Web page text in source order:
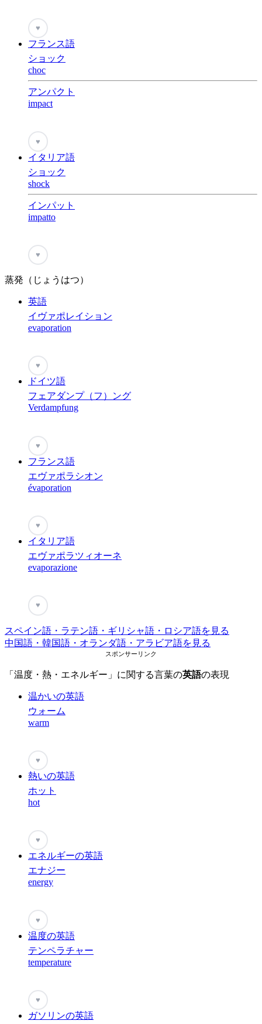
♥
フランス語
ショック
choc
アンパクト
impact
♥
イタリア語
ショック
shock
インパット
impatto
♥
蒸発（じょうはつ）
英語
イヴァポレイション
evaporation
♥
ドイツ語
フェアダンプ（フ）ング
Verdampfung
♥
フランス語
エヴァポラシオン
évaporation
♥
イタリア語
エヴァポラツィオーネ
evaporazione
♥
スペイン語・ラテン語・ギリシャ語・ロシア語を見る
中国語・韓国語・オランダ語・アラビア語を見る
スポンサーリンク
「温度・熱・エネルギー」に関する言葉の英語の表現
温かいの英語
ウォーム
warm
♥
熱いの英語
ホット
hot
♥
エネルギーの英語
エナジー
energy
♥
温度の英語
テンペラチャー
temperature
♥
ガソリンの英語